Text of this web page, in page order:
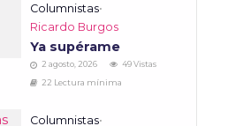
Columnistas•
Ricardo Burgos
Ya supérame
2 agosto, 2026
49 Vistas
22 Lectura mínima
Columnistas•